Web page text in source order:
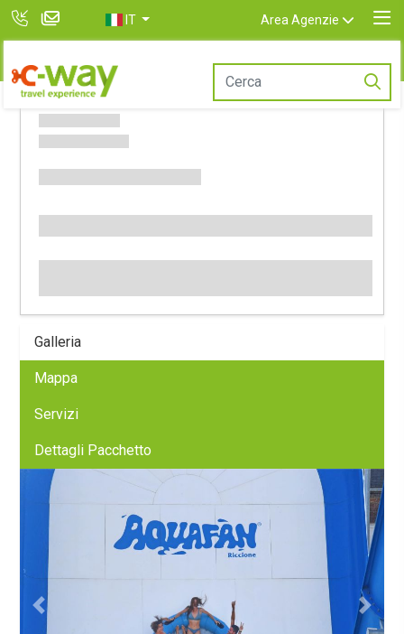
IT Area Agenzie
Galleria
Mappa
Servizi
Dettagli Pacchetto
Previous Next